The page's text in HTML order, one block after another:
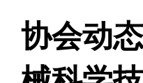
协会动